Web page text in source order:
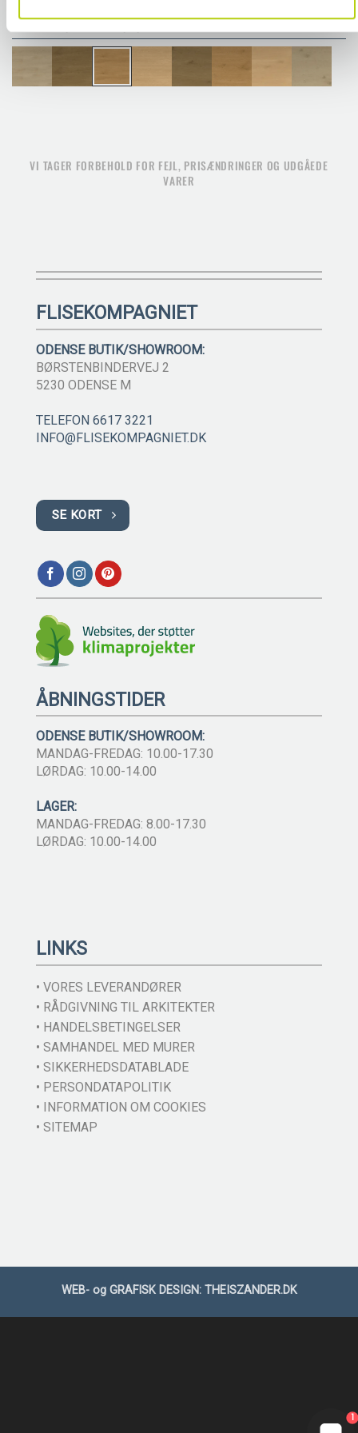
FARVER I SAMME FLISESERIE
VI TAGER FORBEHOLD FOR FEJL, PRISÆNDRINGER OG UDGÅEDE
VARER
FLISEKOMPAGNIET
ODENSE BUTIK/SHOWROOM:
BØRSTENBINDERVEJ 2
5230 ODENSE M
TELEFON 6617 3221
INFO@FLISEKOMPAGNIET.DK
SE KORT
ÅBNINGSTIDER
ODENSE BUTIK/SHOWROOM:
MANDAG-FREDAG: 10.00-17.30
LØRDAG: 10.00-14.00
LAGER:
MANDAG-FREDAG: 8.00-17.30
LØRDAG: 10.00-14.00
LINKS
• VORES LEVERANDØRER
• RÅDGIVNING TIL ARKITEKTER
• HANDELSBETINGELSER
• SAMHANDEL MED MURER
• SIKKERHEDSDATABLADE
• PERSONDATAPOLITIK
• INFORMATION OM COOKIES
• SITEMAP
WEB- og GRAFISK DESIGN: THEISZANDER.DK
1